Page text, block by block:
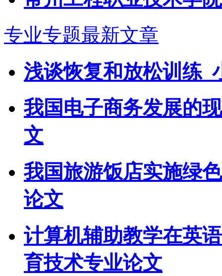
专业专题最新文章
浅谈恢复和放松训练_
我国电子商务发展的
文
我国旅游饭店实施绿
论文
计算机辅助教学在英
育技术专业论文